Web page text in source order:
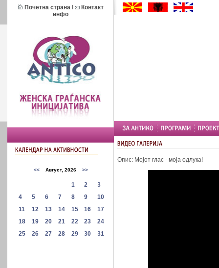
Почетна страна
Контакт
инфо
Опис: Мојот глас - моја одлука!